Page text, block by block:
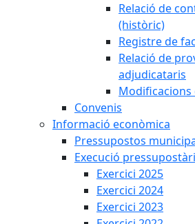
Relació de
(històric)
Registre de
Relació de
adjudicataris
Convenis
Informació econòmica
Pressupostos
Execució
Exercici 2025
Exercici 2024
Exercici 2023